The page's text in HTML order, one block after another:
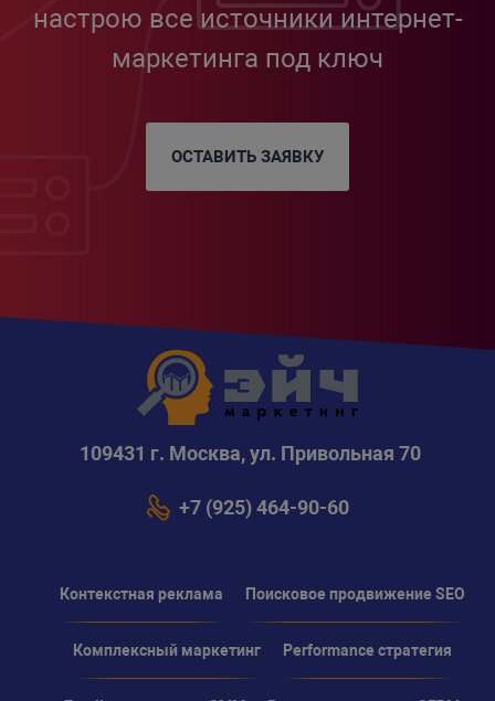
настрою все источники интернет-
маркетинга под ключ
ОСТАВИТЬ ЗАЯВКУ
109431 г. Москва, ул. Привольная 70
+7 (925) 464-90-60
Контекстная реклама Поисковое продвижение SEO
Комплексный маркетинг Performance стратегия